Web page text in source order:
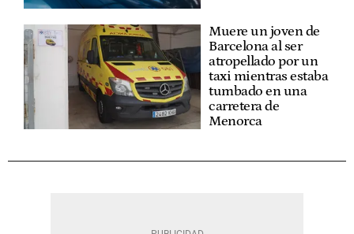
Muere un joven de
Barcelona al ser
atropellado por un
taxi mientras estaba
tumbado en una
carretera de
Menorca